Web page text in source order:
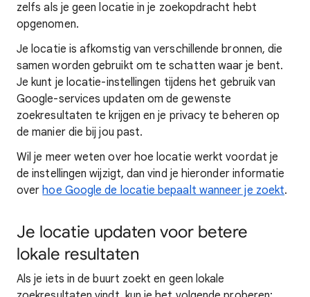
zelfs als je geen locatie in je zoekopdracht hebt
opgenomen.
Je locatie is afkomstig van verschillende bronnen, die
samen worden gebruikt om te schatten waar je bent.
Je kunt je locatie-instellingen tijdens het gebruik van
Google-services updaten om de gewenste
zoekresultaten te krijgen en je privacy te beheren op
de manier die bij jou past.
Wil je meer weten over hoe locatie werkt voordat je
de instellingen wijzigt, dan vind je hieronder informatie
overhoe Google de locatie bepaalt wanneer je zoekt.
Je locatie updaten voor betere
lokale resultaten
Als je iets in de buurt zoekt en geen lokale